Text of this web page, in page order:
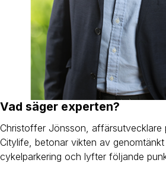
Vad säger experten?
Christoffer Jönsson, affärsutvecklare
Citylife, betonar vikten av genomtänkt
cykelparkering och lyfter följande